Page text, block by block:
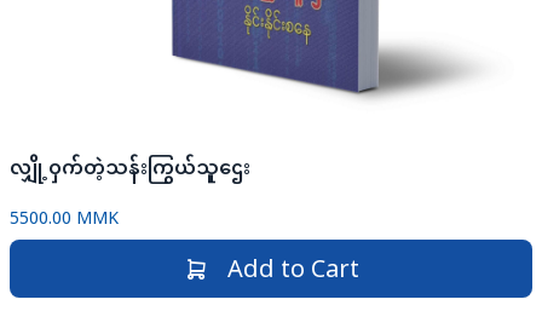
လျှို့ဝှက်တဲ့သန်းကြွယ်သူဌေး
5500.00 MMK
Add to Cart